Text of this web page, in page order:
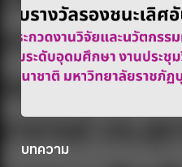
บทความ